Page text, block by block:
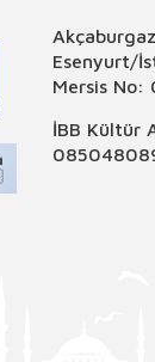
Esenyurt/
Mersis
İBB Kültür